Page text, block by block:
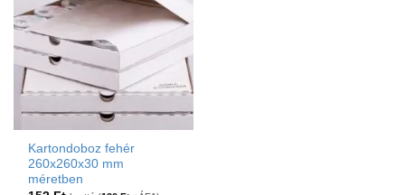
Kartondoboz fehér
260x260x30 mm
méretben